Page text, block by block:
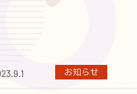
お知らせ